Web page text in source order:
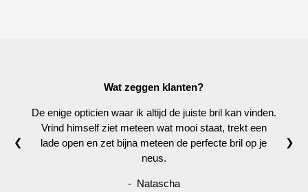
Wat zeggen klanten?
De enige opticien waar ik altijd de juiste bril kan vinden.
Vrind himself ziet meteen wat mooi staat, trekt een
lade open en zet bijna meteen de perfecte bril op je
neus.
- Natascha
❮ ❯